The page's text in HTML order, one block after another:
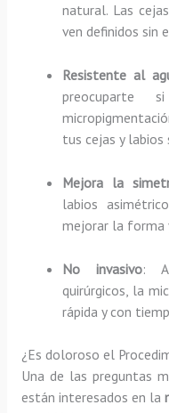
natural. Las
ven definidos sin
Resistente al
tus cejas y
Mejora la
labios
mejorar la forma
No invasivo: A
quirúrgicos, la
rápida y con
¿Es doloroso el
Una de las preguntas
están interesados en la